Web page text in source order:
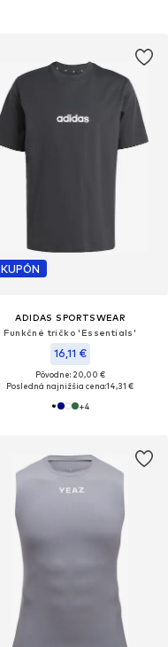
KUPÓN
ADIDAS SPORTSWEAR
Funkčné tričko 'Essentials'
16,11 €
Pôvodne: 20,00 €
Posledná najnižšia cena:14,31 €
+4